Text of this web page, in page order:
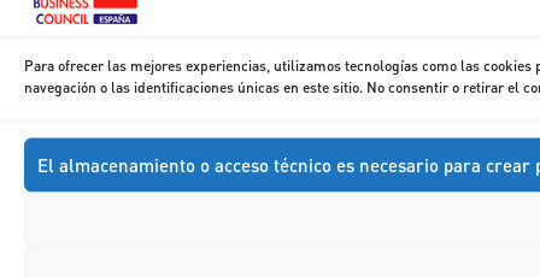
Para ofrecer las mejores experiencias, utilizamos tecnologías como las
navegación o las identificaciones únicas en este sitio. No consentir o retirar el
El almacenamiento o acceso técnico es necesario para
Foreign Affairs and
Cooperation.
15
Marhuenda